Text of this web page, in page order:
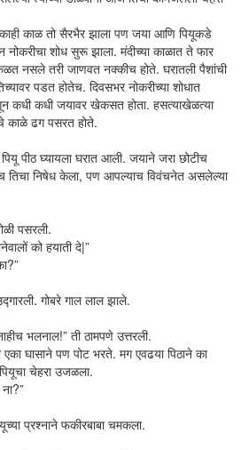
काही काळ तो सैरभैर झाला पण जया आणि पियूकडे
नोकरीचा शोध सुरू झाला. मंदीच्या काळात ते फार
नसले तरी जाणवत नक्कीच होते. घरातली पैशांची
पडत होतेच. दिवसभर नोकरीच्या शोधात
कधी कधी जयावर खेकसत होता. हसत्याखेळत्या
काळे ढग पसरत होते.
पीठ घ्यायला घरात आली. जयाने जरा छोटीच
तिचा निषेध केला, पण आपल्याच विवंचनेत असलेल्या
पसरली.
को हयाती दे|”
गोबरे गाल लाल झाले.
भलनाल!” ती ठामपणे उत्तरली.
एका घासाने पण पोट भरते. मग एवढया पिठाने का
चेहरा उजळला.
प्रश्नाने फकीरबाबा चमकला.